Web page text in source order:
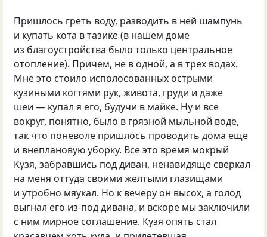
Пришлось греть воду, разводить в ней шампунь
и купать кота в тазике (в нашем доме
из благоустройства было только центральное
отопление). Причем, не в одной, а в трех водах.
Мне это стоило исполосованных острыми
кузиными когтями рук, живота, груди и даже
шеи — купал я его, будучи в майке. Ну и все
вокруг, понятно, было в грязной мыльной воде,
так что поневоле пришлось проводить дома еще
и внеплановую уборку. Все это время мокрый
Кузя, забравшись под диван, ненавидяще сверкал
на меня оттуда своими желтыми глазищами
и утробно мяукал. Но к вечеру он высох, а голод
выгнал его из-под дивана, и вскоре мы заключили
с ним мирное соглашение. Кузя опять стал